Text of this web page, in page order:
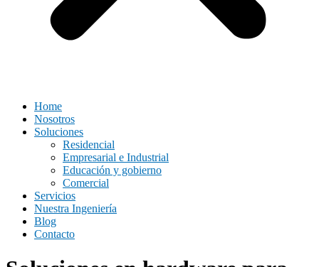
Home
Nosotros
Soluciones
Residencial
Empresarial e Industrial
Educación y gobierno
Comercial
Servicios
Nuestra Ingeniería
Blog
Contacto